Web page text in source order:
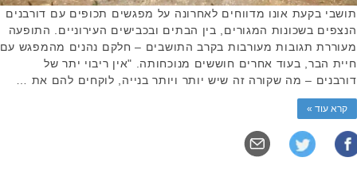
תושבי בקעת אונו מדווחים לאחרונה על מפגשים תכופים עם דורבנים
הנצפים בשכונות המגורים, בין הבתים ובכבישים העירוניים. התופעה
מעוררת תגובות מעורבות בקרב התושבים – חלקם נהנים מהמפגש עם
חיית הבר, בעוד אחרים חוששים מנוכחותה. "אין ריבוי יתר של
דורבנים – מה שקורה זה שיש יותר ויותר בנייה, לוקחים להם את …
קרא עוד »